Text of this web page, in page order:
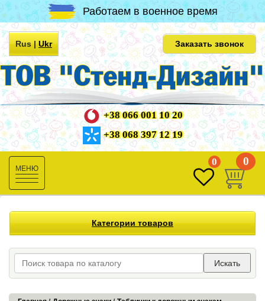
Работаем в военное время
Rus|Ukr Заказать звонок
+38 066 001 10 20
+38 068 397 12 19
Toggle
navigation
0 0
Категории товаров
Искать